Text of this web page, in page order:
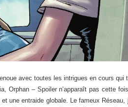
avec toutes les intrigues en cours qui
Orphan – Spoiler n’apparaît pas cette
une entraide globale. Le fameux